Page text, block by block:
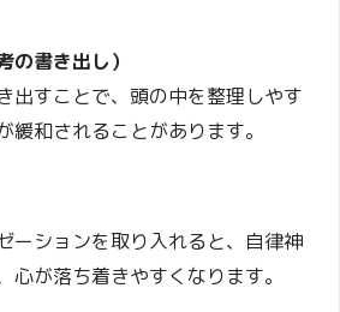
の書き出し）
出すことで、頭の中を整理しやす
緩和されることがあります。
ーションを取り入れると、自律神
心が落ち着きやすくなります。